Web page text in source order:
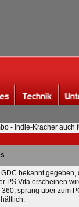
- Indie-Kracher auch
bekannt
PS Vita erscheinen
sprang über zum